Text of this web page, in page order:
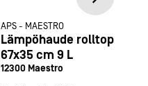
APS- MAESTRO
Lämpöhaude rolltop GN 1/
67x35 cm 9 L
12300 Maestro